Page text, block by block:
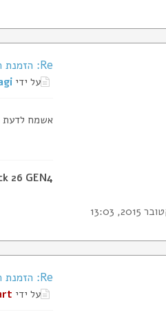
Re: הזמנת תעודות החבר של הסליק
על ידי
אשמח לדעת
26 GEN4
Re: הזמנת תעודות החבר של הסליק
על ידי